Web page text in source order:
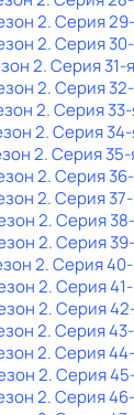
2. Серия
2. Серия
2. Серия 31-я
2. Серия
2. Серия
2. Серия
2. Серия 35-
2. Серия
2. Серия
2. Серия
2. Серия
2. Серия
2. Серия
2. Серия
2. Серия
2. Серия
2. Серия
2. Серия